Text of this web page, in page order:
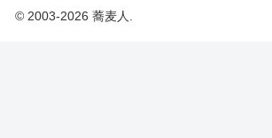
© 2003-2026 蕎麦人.